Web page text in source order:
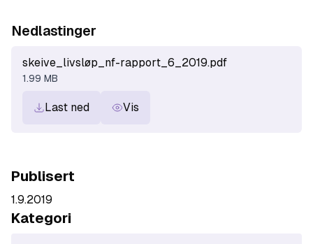
Nedlastinger
skeive_livsløp_nf-rapport_6_2019.pdf
1.99 MB
Last ned Vis
Publisert
1.9.2019
Kategori